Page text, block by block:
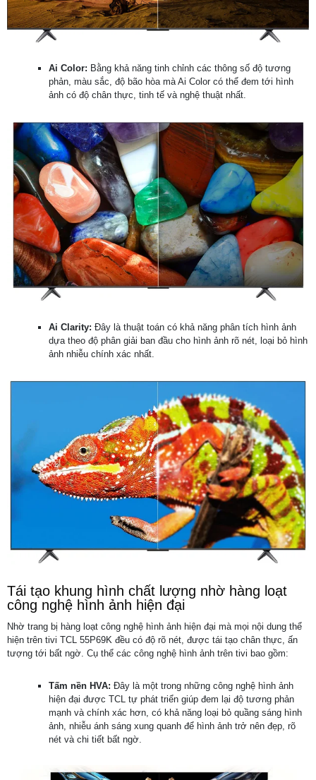
Ai Color: Bằng khả năng tinh chỉnh các thông số độ tương
phản, màu sắc, độ bão hòa mà Ai Color có thể đem tới hình
ảnh có độ chân thực, tinh tế và nghệ thuật nhất.
Ai Clarity: Đây là thuật toán có khả năng phân tích hình ảnh
dựa theo độ phân giải ban đầu cho hình ảnh rõ nét, loại bỏ hình
ảnh nhiễu chính xác nhất.
Tái tạo khung hình chất lượng nhờ hàng loạt
công nghệ hình ảnh hiện đại
Nhờ trang bị hàng loạt công nghệ hình ảnh hiện đại mà mọi nội dung thể
hiện trên tivi TCL 55P69K đều có độ rõ nét, được tái tạo chân thực, ấn
tượng tới bất ngờ. Cụ thể các công nghệ hình ảnh trên tivi bao gồm:
Tấm nền HVA: Đây là một trong những công nghệ hình ảnh
hiện đại được TCL tự phát triển giúp đem lại độ tương phản
mạnh và chính xác hơn, có khả năng loại bỏ quầng sáng hình
ảnh, nhiễu ánh sáng xung quanh để hình ảnh trở nên đẹp, rõ
nét và chi tiết bất ngờ.